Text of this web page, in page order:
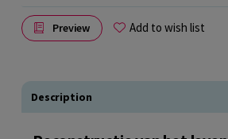
Preview Add to wish list
Description